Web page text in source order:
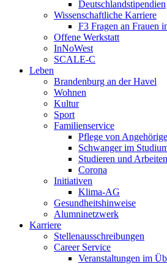
Deutschlandstipendien
Wissenschaftliche Karriere
F3 Fragen an Frauen
Offene Werkstatt
InNoWest
SCALE-C
Leben
Brandenburg an der Havel
Wohnen
Kultur
Sport
Familienservice
Pflege von
Schwanger im
Studieren und
Corona
Initiativen
Klima-AG
Gesundheitshinweise
Alumninetzwerk
Karriere
Stellenausschreibungen
Career Service
Veranstaltungen im